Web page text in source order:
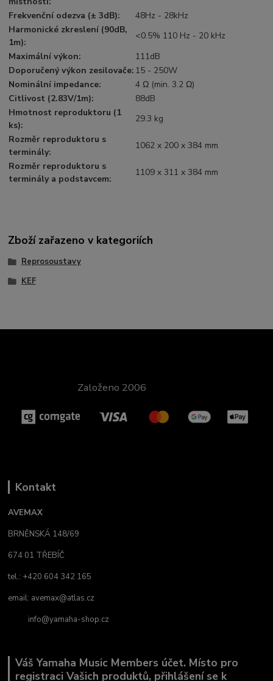
Frekvenční odezva (± 3dB):
48Hz - 28kHz
Harmonické zkreslení (90dB,
1m):
<0.5% 110 Hz - 20 kHz
Maximální výkon:
111dB
Doporučený výkon zesilovače: 15 - 250W
Nominální impedance:
4 Ω (min. 3.2 Ω)
Citlivost (2.83V/1m):
88dB
Hmotnost reproduktoru (1
ks):
29.3 kg
Rozměr reproduktoru s
terminály:
1062 x 200 x 384 mm
Rozměr reproduktoru s
terminály a podstavcem:
1109 x 311 x 384 mm
Zboží zařazeno v kategoriích
Reprosoustavy
KEF
Založeno 2006
Kontakt
AVEMAX
BRNĚNSKÁ 148/69
674 01 TŘEBÍČ
tel.: +420 604 342 165
email: avemax@atlas.cz
info@yamaha-shop.cz
Váš Yamaha Music Members účet. Místo pro
registraci Vašich produktů, přihlášení se k